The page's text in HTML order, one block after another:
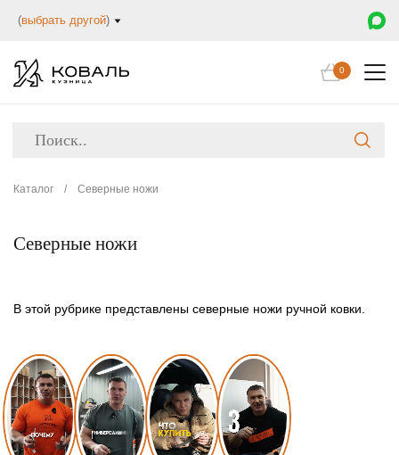
(выбрать другой)
0
Каталог / Северные ножи
Северные ножи
В этой рубрике представлены северные ножи ручной ковки.